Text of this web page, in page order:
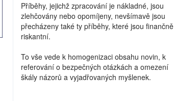
Příběhy, jejichž zpracování je nákladné, jsou
zlehčovány nebo opomíjeny, nevšímavě jsou
přecházeny také ty příběhy, které jsou finančně
riskantní.
To vše vede k homogenizaci obsahu novin, k
referování o bezpečných otázkách a omezení
škály názorů a vyjadřovaných myšlenek.